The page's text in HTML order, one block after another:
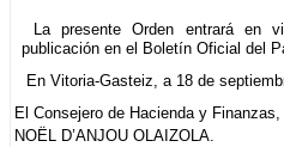
La presente Orden entrará en
publicación en el Boletín Oficial del
En Vitoria-Gasteiz, a 18 de
El Consejero de Hacienda y Finanzas,
NOËL D’ANJOU OLAIZOLA.